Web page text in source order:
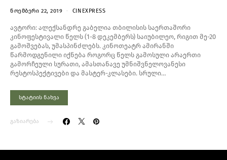
ᲜᲝᲔᲛᲑᲔᲠᲘ 22, 2019 CINEXPRESS
ავტორი: ალექსანდრე გაბელია თბილისის საერთაშორი
კინოფესტივალი წელს (1-8 დეკემბერს) საიუბილეო, რიგით მე-20
გამოშვებას, უმასპინძლებს. კინოთეატრ ამირანში
წარმოდგენილი იქნება როგორც წელს გამოსული არაერთი
გამორჩეული სურათი, ამასთანავე უმნიშვნელოვანესი
რესტოსპექტივები და მასტერ-კლასები. სრული…
სტატიის ნახვა
გაზიარება